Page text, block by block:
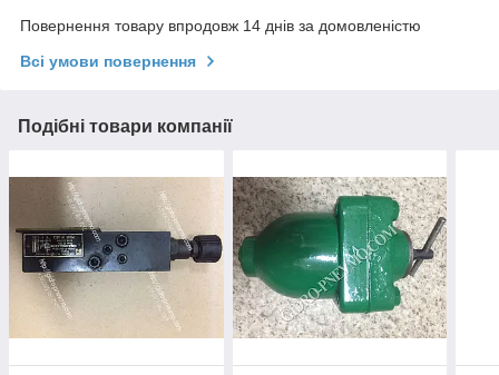
Повернення товару впродовж 14 днів за домовленістю
Всі умови повернення
Подібні товари компанії